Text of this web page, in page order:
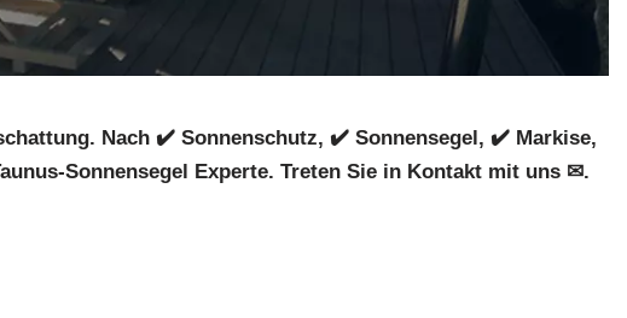
Nach ✔️ Sonnenschutz, ✔️ Sonnensegel, ✔️ Markise,
Sonnensegel Experte. Treten Sie in Kontakt mit uns ✉.